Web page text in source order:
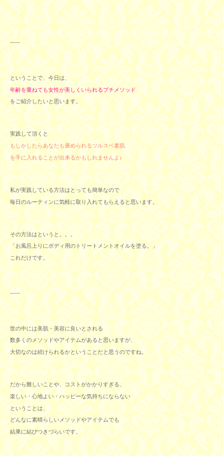
-----
ということで、今日は、
年齢を重ねても女性が美しくいられるプチメソッド
をご紹介したいと思います。
実践して頂くと
もしかしたらあなたも褒められるツルスベ素肌
を手に入れることが出来るかもしれませんよ♪
私が実践している方法はとっても簡単なので
毎日のルーティンに気軽に取り入れてもらえると思います。
その方法はというと。。。
「お風呂上りにボディ用のトリートメントオイルを塗る。」
これだけです。
-----
世の中には美肌・美容に良いとされる
数多くのメソッドやアイテムがあると思いますが、
大切なのは続けられるかということだと思うのですね。
だから難しいことや、コストがかかりすぎる、
楽しい・心地よい・ハッピーな気持ちにならない
ということは、
どんなに素晴らしいメソッドやアイテムでも
結果に結びつきづらいです。